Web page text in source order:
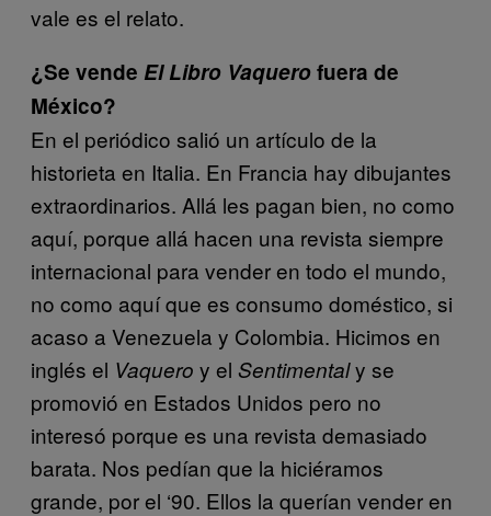
vale es el relato.
¿Se vende El Libro Vaquerofuera de
México?
En el periódico salió un artículo de la
historieta en Italia. En Francia hay dibujantes
extraordinarios. Allá les pagan bien, no como
aquí, porque allá hacen una revista siempre
internacional para vender en todo el mundo,
no como aquí que es consumo doméstico, si
acaso a Venezuela y Colombia. Hicimos en
inglés el Vaquero y el Sentimentaly se
promovió en Estados Unidos pero no
interesó porque es una revista demasiado
barata. Nos pedían que la hiciéramos
grande, por el ‘90. Ellos la querían vender en